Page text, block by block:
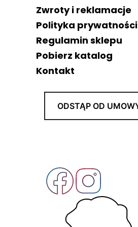
Zwroty i reklamacje
Polityka prywatności
Regulamin sklepu
Pobierz katalog
Kontakt